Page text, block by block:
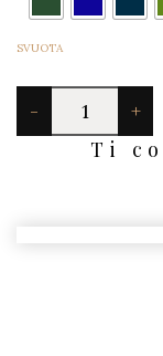
SVUOTA
-
A
+
Ti